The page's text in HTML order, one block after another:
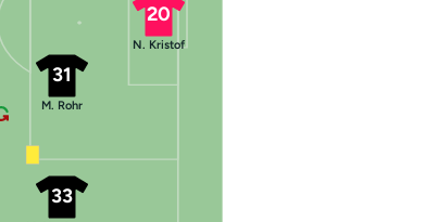
20
N. Kristof
33
31
M. Rohr